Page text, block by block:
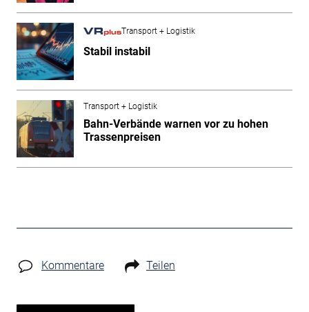
Transport + Logistik
Stabil instabil
Transport + Logistik
Bahn-Verbände warnen vor zu hohen
Trassenpreisen
Kommentare Teilen